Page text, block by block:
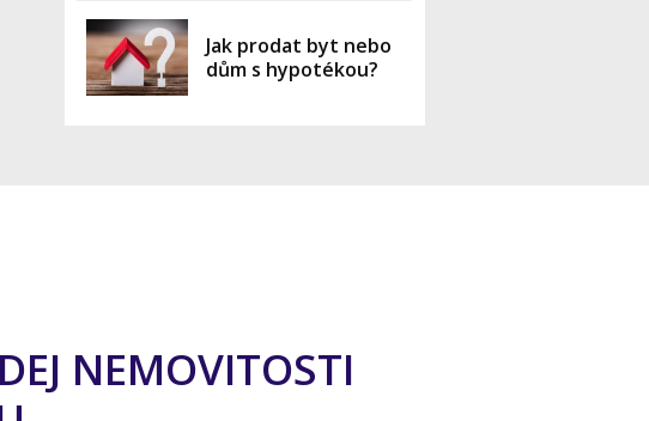
Jak prodat byt nebo
dům s hypotékou?
NEMOVITOSTI